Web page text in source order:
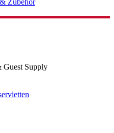
Zubehör
Guest Supply